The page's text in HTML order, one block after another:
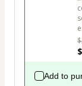
Add to